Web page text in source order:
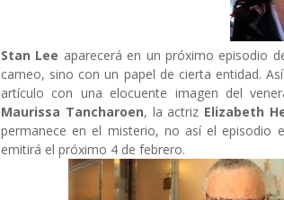
Stan Lee aparecerá en un próximo episodio
cameo, sino con un papel de cierta entidad.
artículo con una elocuente imagen del
Maurissa Tancharoen, la actriz Elizabeth
permanece en el misterio, no así el episodio
emitirá el próximo 4 de febrero.